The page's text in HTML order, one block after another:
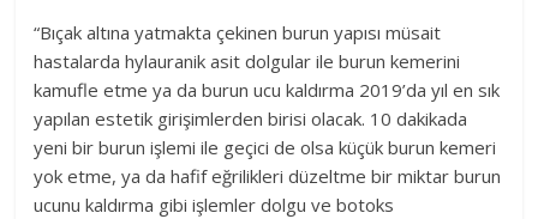
“Bıçak altına yatmakta çekinen burun yapısı müsait
hastalarda hylauranik asit dolgular ile burun kemerini
kamufle etme ya da burun ucu kaldırma 2019’da yıl en sık
yapılan estetik girişimlerden birisi olacak. 10 dakikada
yeni bir burun işlemi ile geçici de olsa küçük burun kemeri
yok etme, ya da hafif eğrilikleri düzeltme bir miktar burun
ucunu kaldırma gibi işlemler dolgu ve botoks